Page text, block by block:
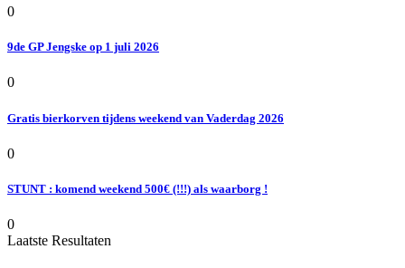
0
9de GP Jengske op 1 juli 2026
0
Gratis bierkorven tijdens weekend van Vaderdag 2026
0
STUNT : komend weekend 500€ (!!!) als waarborg !
0
Laatste Resultaten